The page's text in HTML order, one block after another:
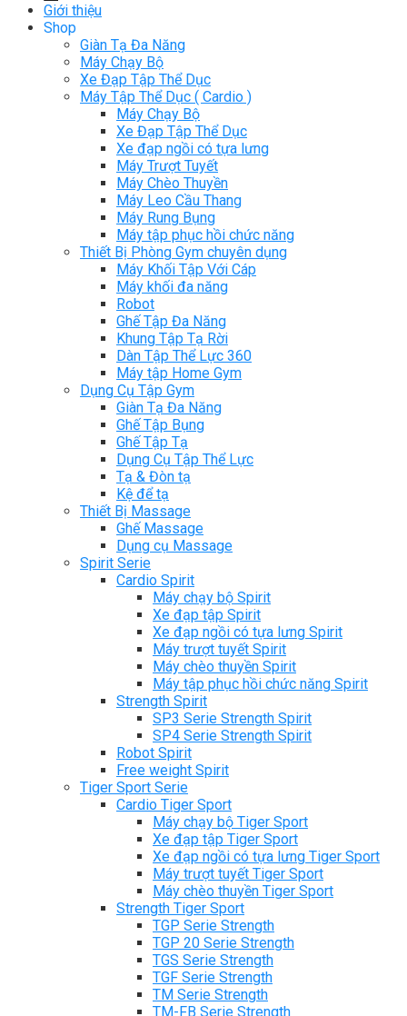
Giới thiệu
Shop
Giàn Tạ Đa Năng
Máy Chạy Bộ
Xe Đạp Tập Thể Dục
Máy Tập Thể Dục ( Cardio )
Máy Chạy Bộ
Xe Đạp Tập Thể Dục
Xe đạp ngồi có tựa lưng
Máy Trượt Tuyết
Máy Chèo Thuyền
Máy Leo Cầu Thang
Máy Rung Bụng
Máy tập phục hồi chức năng
Thiết Bị Phòng Gym chuyên dụng
Máy Khối Tập Với Cáp
Máy khối đa năng
Robot
Ghế Tập Đa Năng
Khung Tập Tạ Rời
Dàn Tập Thể Lực 360
Máy tập Home Gym
Dụng Cụ Tập Gym
Giàn Tạ Đa Năng
Ghế Tập Bụng
Ghế Tập Tạ
Dụng Cụ Tập Thể Lực
Tạ & Đòn tạ
Kệ để tạ
Thiết Bị Massage
Ghế Massage
Dụng cụ Massage
Spirit Serie
Cardio Spirit
Máy chạy bộ Spirit
Xe đạp tập Spirit
Xe đạp ngồi có tựa lưng Spirit
Máy trượt tuyết Spirit
Máy chèo thuyền Spirit
Máy tập phục hồi chức năng Spirit
Strength Spirit
SP3 Serie Strength Spirit
SP4 Serie Strength Spirit
Robot Spirit
Free weight Spirit
Tiger Sport Serie
Cardio Tiger Sport
Máy chạy bộ Tiger Sport
Xe đạp tập Tiger Sport
Xe đạp ngồi có tựa lưng Tiger Sport
Máy trượt tuyết Tiger Sport
Máy chèo thuyền Tiger Sport
Strength Tiger Sport
TGP Serie Strength
TGP 20 Serie Strength
TGS Serie Strength
TGF Serie Strength
TM Serie Strength
TM-FB Serie Strength